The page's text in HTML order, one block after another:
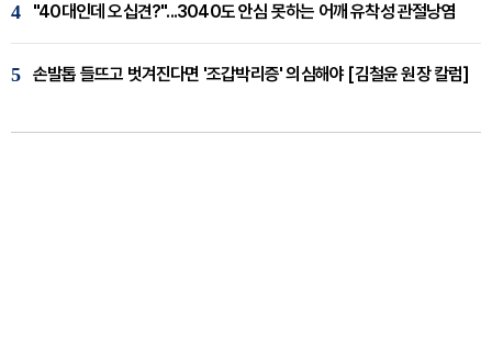
4 "40대인데 오십견?"...3040도 안심 못하는 어깨 유착성 관절낭염
5 손발톱 들뜨고 벗겨진다면 '조갑박리증' 의심해야 [김철윤 원장 칼럼]